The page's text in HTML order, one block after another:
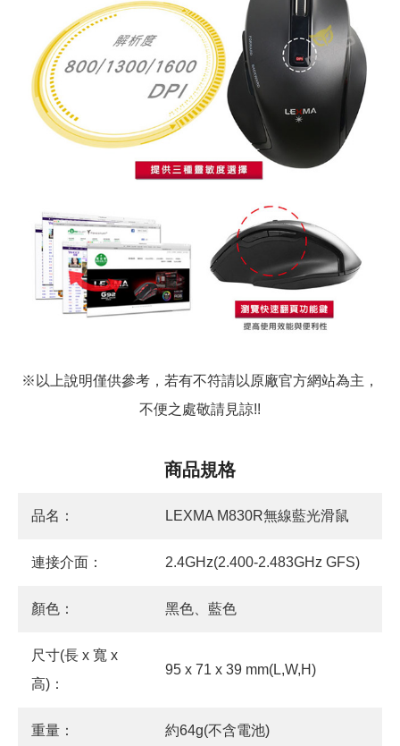
※以上說明僅供參考，若有不符請以原廠官方網站為主，
不便之處敬請見諒!!
商品規格
品名： LEXMA M830R無線藍光滑鼠
連接介面： 2.4GHz(2.400-2.483GHz GFS)
顏色： 黑色、藍色
尺寸(長 x 寬 x
高)：
95 x 71 x 39 mm(L,W,H)
重量： 約64g(不含電池)